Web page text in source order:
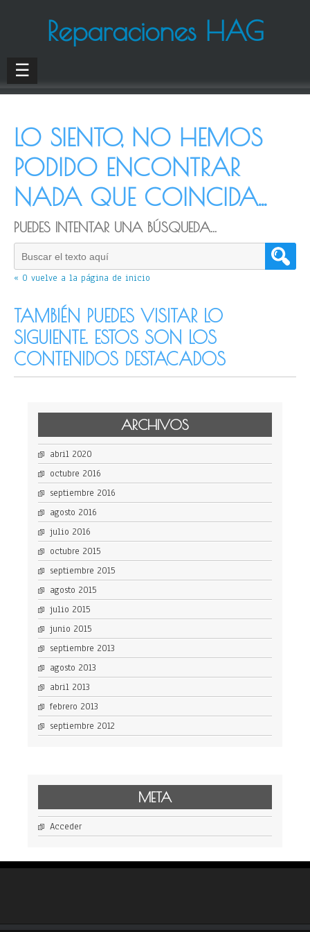
Reparaciones HAG
☰
LO SIENTO, NO HEMOS
PODIDO ENCONTRAR
NADA QUE COINCIDA...
PUEDES INTENTAR UNA BÚSQUEDA...
« O vuelve a la página de inicio
TAMBIÉN PUEDES VISITAR LO
SIGUIENTE. ESTOS SON LOS
CONTENIDOS DESTACADOS
ARCHIVOS
abril 2020
octubre 2016
septiembre 2016
agosto 2016
julio 2016
octubre 2015
septiembre 2015
agosto 2015
julio 2015
junio 2015
septiembre 2013
agosto 2013
abril 2013
febrero 2013
septiembre 2012
META
Acceder